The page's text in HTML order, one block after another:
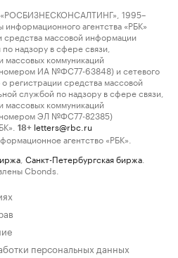
1995–
агентства «РБК»
средства массовой информации
надзору в сфере связи,
массовых коммуникаций
ИА №ФС77-63848) и сетевого
регистрации средства массовой
службой по надзору в сфере связи,
массовых коммуникаций
номером ЭЛ №ФС77-82385)
18+ letters@rbc.ru
агентство «РБК».
Санкт-Петербургская биржа
Cbonds.
персональных данных